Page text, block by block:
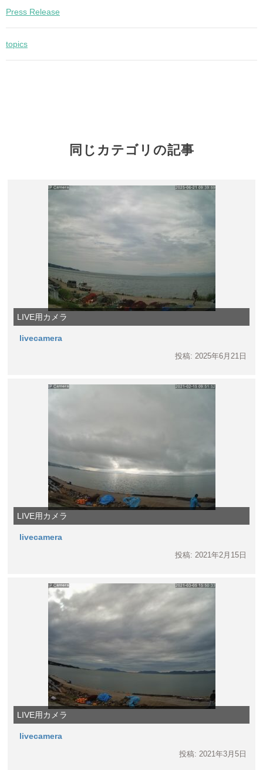
Press Release
topics
同じカテゴリの記事
LIVE用カメラ
livecamera
投稿: 2025年6月21日
LIVE用カメラ
livecamera
投稿: 2021年2月15日
LIVE用カメラ
livecamera
投稿: 2021年3月5日